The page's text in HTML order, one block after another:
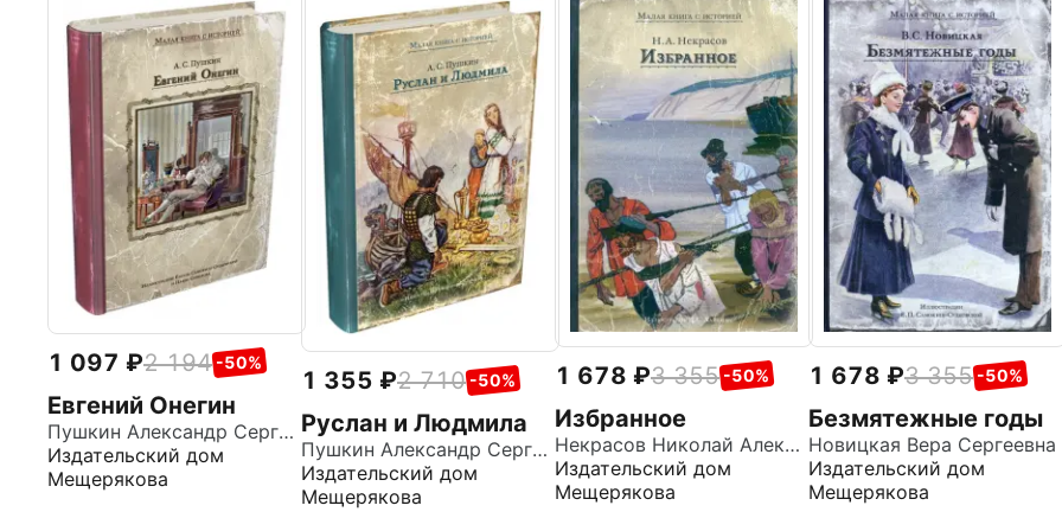
1 097 2 194 -50%
Евгений Онегин
Пушкин Александр Сергеевич
Издательский дом
Мещерякова
1 355 2 710 -50%
Руслан и Людмила
Пушкин Александр Сергеевич
Издательский дом
Мещерякова
1 678 3 355 -50%
Избранное
Некрасов Николай Алексеевич
Издательский дом
Мещерякова
1 678 3 355 -50%
Безмятежные годы
Новицкая Вера Сергеевна
Издательский дом
Мещерякова